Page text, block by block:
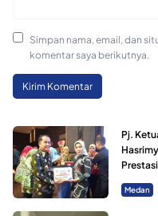
Simpan nama, email, dan
komentar saya berikutnya.
Pj.
Medan